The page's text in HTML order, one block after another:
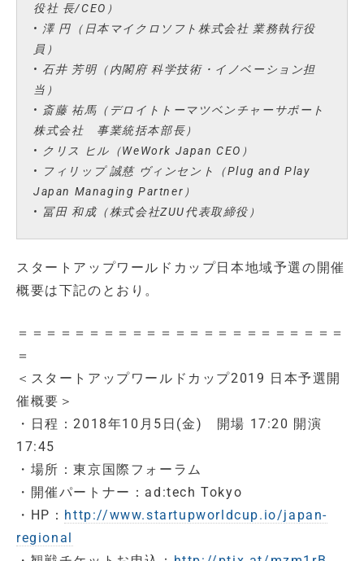
役社 長/CEO）
• 澤 円（日本マイクロソフト株式会社 業務執行役
員）
• 石井 芳明（内閣府 科学技術・イノベーション担
当）
• 斎藤 祐馬（デロイトトーマツベンチャーサポート
株式会社 事業統括本部長）
• クリス ヒル（WeWork Japan CEO）
• フィリップ 誠慈 ヴィンセント（Plug and Play
Japan Managing Partner）
• 冨田 和成（株式会社ZUU代表取締役）
スタートアップワールドカップ日本地域予選の開催
概要は下記のとおり。
＝＝＝＝＝＝＝＝＝＝＝＝＝＝＝＝＝＝＝＝＝＝＝
＝
＜スタートアップワールドカップ2019 日本予選開
催概要＞
・日程：2018年10月5日(金) 開場 17:20 開演
17:45
・場所：東京国際フォーラム
・開催パートナー：ad:tech Tokyo
・HP： http://www.startupworldcup.io/japan-
regional